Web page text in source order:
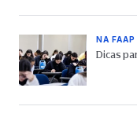
NA FAAP
Dicas